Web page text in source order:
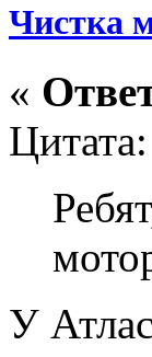
Чистка
«
У